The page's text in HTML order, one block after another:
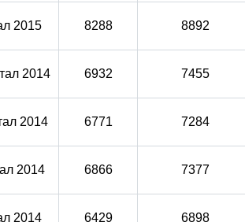
2015 8288 8892
2014 6932 7455
2014 6771 7284
2014 6866 7377
2014 6429 6898